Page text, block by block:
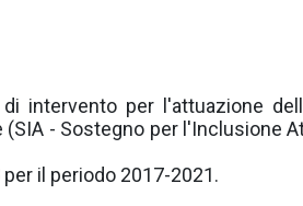
intervento per l'attuazione
- Sostegno per l'Inclusione
per il periodo 2017-2021.